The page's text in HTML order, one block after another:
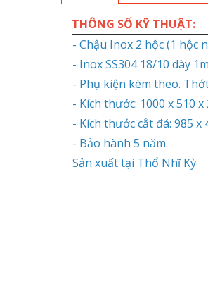
THÔNG SỐ KỸ THUẬT:
- Chậu Inox 2 hộc (1 hộc
- Inox SS304 18/10 dày
- Phụ kiện kèm theo.
- Kích thước: 1000 x 510 x
- Kích thước cắt đá: 985 x
- Bảo hành 5 năm.
Sản xuất tại Thổ Nhĩ Kỳ